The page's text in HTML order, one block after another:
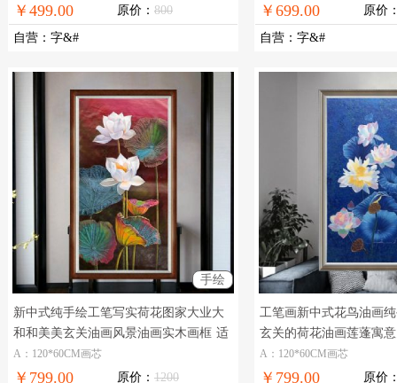
￥499.00 原价： 800
自营 ： 字&#
￥699.00 原价
自营 ： 字&#
手绘
新中式纯手绘工笔写实荷花图家大业大
和和美美玄关油画风景油画实木画框 适
合玄关走廊的风景油画
A：120*60CM画芯
￥799.00 原价： 1200
工笔画新中式花鸟油画
玄关的荷花油画莲蓬寓
玄关走廊的新中式油画
A：120*60CM画芯
￥799.00 原价